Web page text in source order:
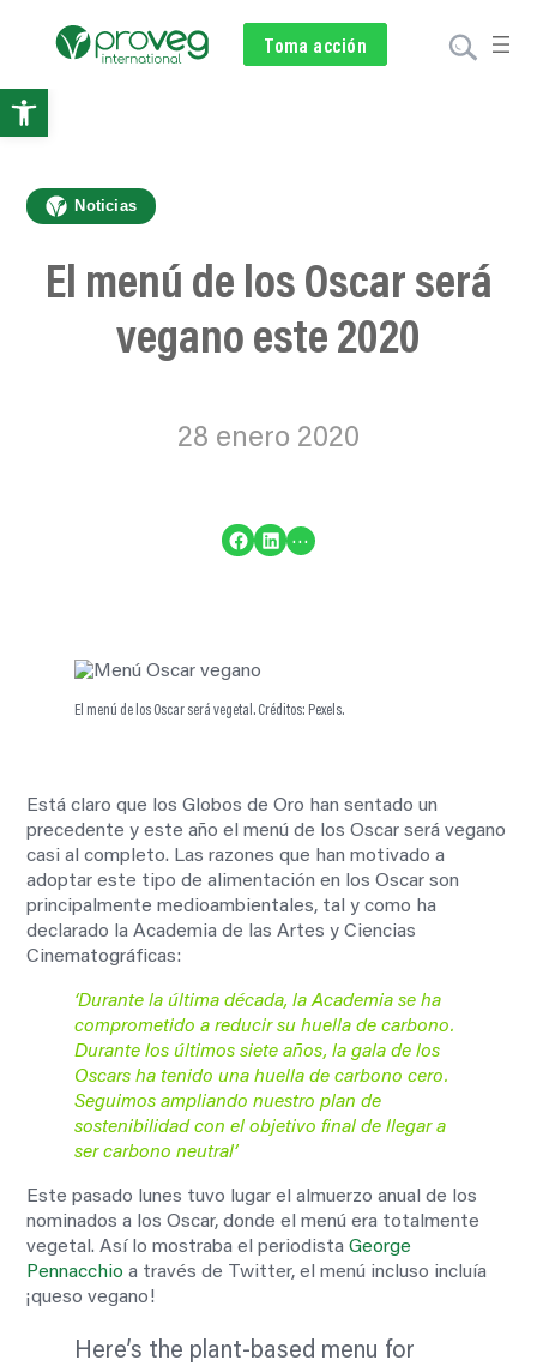
Toma acción
Subscríbete
Voluntariado
Donar
Noticias
El menú de los Oscar será
vegano este 2020
28 enero 2020
Compartir en Facebook Compartir en LinkedIn …
El menú de los Oscar será vegetal. Créditos: Pexels.
Está claro que los Globos de Oro han sentado un
precedente y este año el menú de los Oscar será vegano
casi al completo. Las razones que han motivado a
adoptar este tipo de alimentación en los Oscar son
principalmente medioambientales, tal y como ha
declarado la Academia de las Artes y Ciencias
Cinematográficas:
‘Durante la última década, la Academia se ha
comprometido a reducir su huella de carbono.
Durante los últimos siete años, la gala de los
Oscars ha tenido una huella de carbono cero.
Seguimos ampliando nuestro plan de
sostenibilidad con el objetivo final de llegar a
ser carbono neutral’
Este pasado lunes tuvo lugar el almuerzo anual de los
nominados a los Oscar, donde el menú era totalmente
vegetal. Así lo mostraba el periodistaGeorge
Pennacchio a través de Twitter, el menú incluso incluía
¡queso vegano!
Here’s the plant-based menu for
Abrir
de
herramientas